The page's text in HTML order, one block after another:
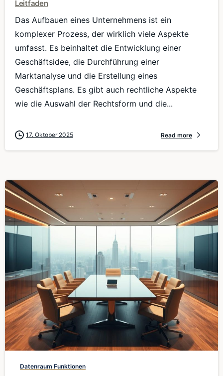
Leitfaden
Das Aufbauen eines Unternehmens ist ein
komplexer Prozess, der wirklich viele Aspekte
umfasst. Es beinhaltet die Entwicklung einer
Geschäftsidee, die Durchführung einer
Marktanalyse und die Erstellung eines
Geschäftsplans. Es gibt auch rechtliche Aspekte
wie die Auswahl der Rechtsform und die...
17. Oktober 2025 Read more
0
Datenraum Funktionen